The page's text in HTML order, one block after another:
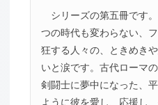
シリーズの第五冊です
つの時代も変わらない、
狂する人々の、ときめき
いと涙です。古代ローマ
剣闘士に夢中になった、
ように彼を愛し、応援し